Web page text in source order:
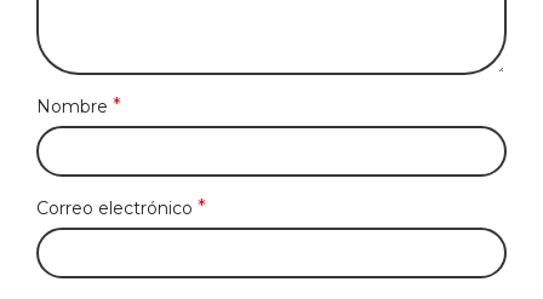
Nombre *
Correo electrónico *